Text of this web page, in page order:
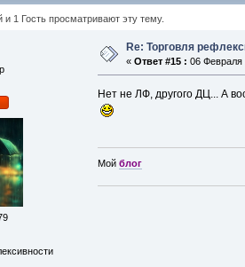
и 1 Гость просматривают эту тему.
Re: Торговля
«Ответ #15 : 06 Февраля
Нет не ЛФ, другого ДЦ... А
Мой блог